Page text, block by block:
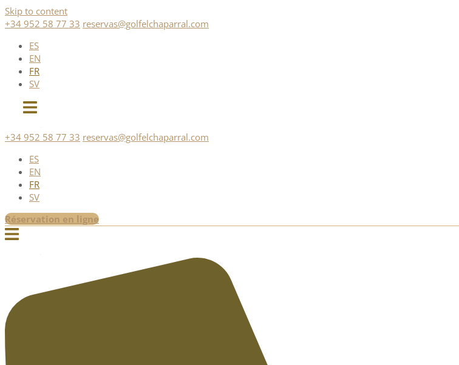
Skip to content
+34 952 58 77 33 reservas@golfelchaparral.com
ES
EN
FR
SV
+34 952 58 77 33 reservas@golfelchaparral.com
ES
EN
FR
SV
Réservation en ligne